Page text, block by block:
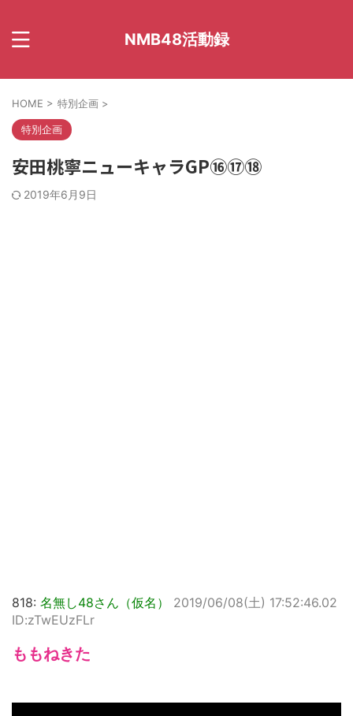
NMB48活動録
HOME > 特別企画 >
特別企画
安田桃寧ニューキャラGP⑯⑰⑱
2019年6月9日
818: 名無し48さん（仮名）
2019/06/08(土) 17:52:46.02
ID:zTwEUzFLr
ももねきた